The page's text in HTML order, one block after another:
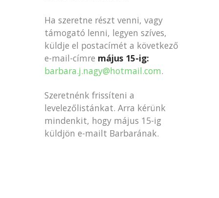
Ha szeretne részt venni, vagy
támogató lenni, legyen szíves,
küldje el postacímét a következő
e-mail-címre május 15-ig:
barbara.j.nagy@hotmail.com.
Szeretnénk frissíteni a
levelezőlistánkat. Arra kérünk
mindenkit, hogy május 15-ig
küldjön e-mailt Barbarának.